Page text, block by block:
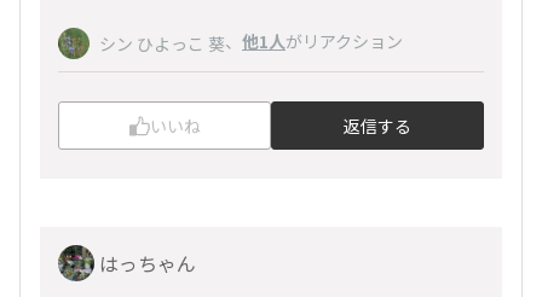
シン ひよっこ 葵、 他1人がリアクション
いいね 返信する
はっちゃん